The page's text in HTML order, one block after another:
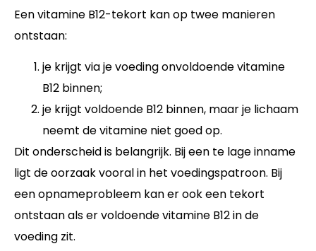
Een vitamine B12-tekort kan op twee manieren
ontstaan:
je krijgt via je voeding onvoldoende vitamine
B12 binnen;
je krijgt voldoende B12 binnen, maar je lichaam
neemt de vitamine niet goed op.
Dit onderscheid is belangrijk. Bij een te lage inname
ligt de oorzaak vooral in het voedingspatroon. Bij
een opnameprobleem kan er ook een tekort
ontstaan als er voldoende vitamine B12 in de
voeding zit.